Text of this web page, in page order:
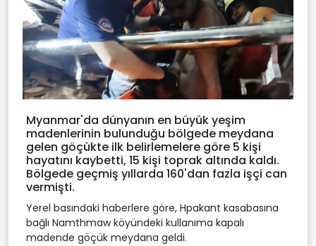
Myanmar'da dünyanın en büyük yeşim
madenlerinin bulunduğu bölgede meydana
gelen göçükte ilk belirlemelere göre 5 kişi
hayatını kaybetti, 15 kişi toprak altında kaldı.
Bölgede geçmiş yıllarda 160'dan fazla işçi can
vermişti.
Yerel basındaki haberlere göre, Hpakant kasabasına
bağlı Namthmaw köyündeki kullanıma kapalı
madende göçük meydana geldi.